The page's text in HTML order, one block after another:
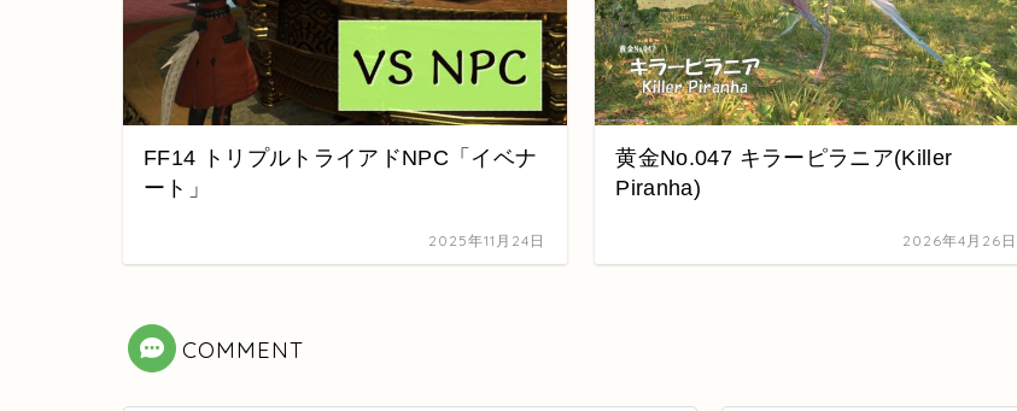
FF14 トリプルトライアドNPC「イベナ
ート」
2025年11月24日
黄金No.047 キラーピラニア(Killer
Piranha)
2026年4月26日
COMMENT